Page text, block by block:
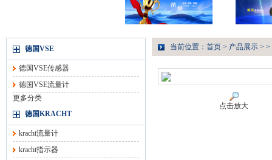
德国VSE
德国VSE传感器
德国VSE流量计
更多分类
德国KRACHT
kracht流量计
kracht指示器
当前位置： 首页 > 产品展示 > >
点击放大